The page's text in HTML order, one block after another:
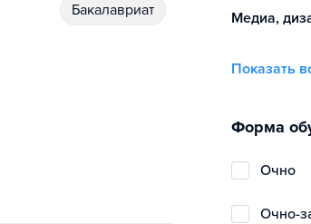
бакалавриат медиа,
Показать
Форма
очно
очно-